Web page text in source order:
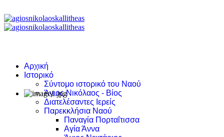
Αρχική
Ιστορικό
Σύντομο ιστορικό του Ναού
Άγιος Νικόλαος - Βίος
Διατελέσαντες Ιερείς
Παρεκκλήσια Ναού
Παναγία Πορταΐτισσα
Αγία Άννα